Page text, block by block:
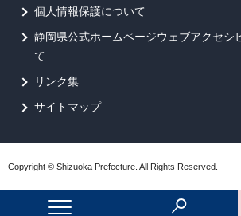
個人情報保護について
静岡県公式ホームページウェブアクセシ
て
リンク集
サイトマップ
Copyright © Shizuoka Prefecture. All Rights Reserved.